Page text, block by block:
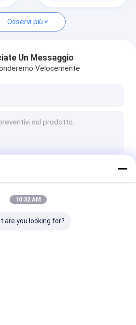
di precisione
programmabile
di temperatura
Osservi più
Un Messaggio
Velocemente
10:32 AM
are you looking for?